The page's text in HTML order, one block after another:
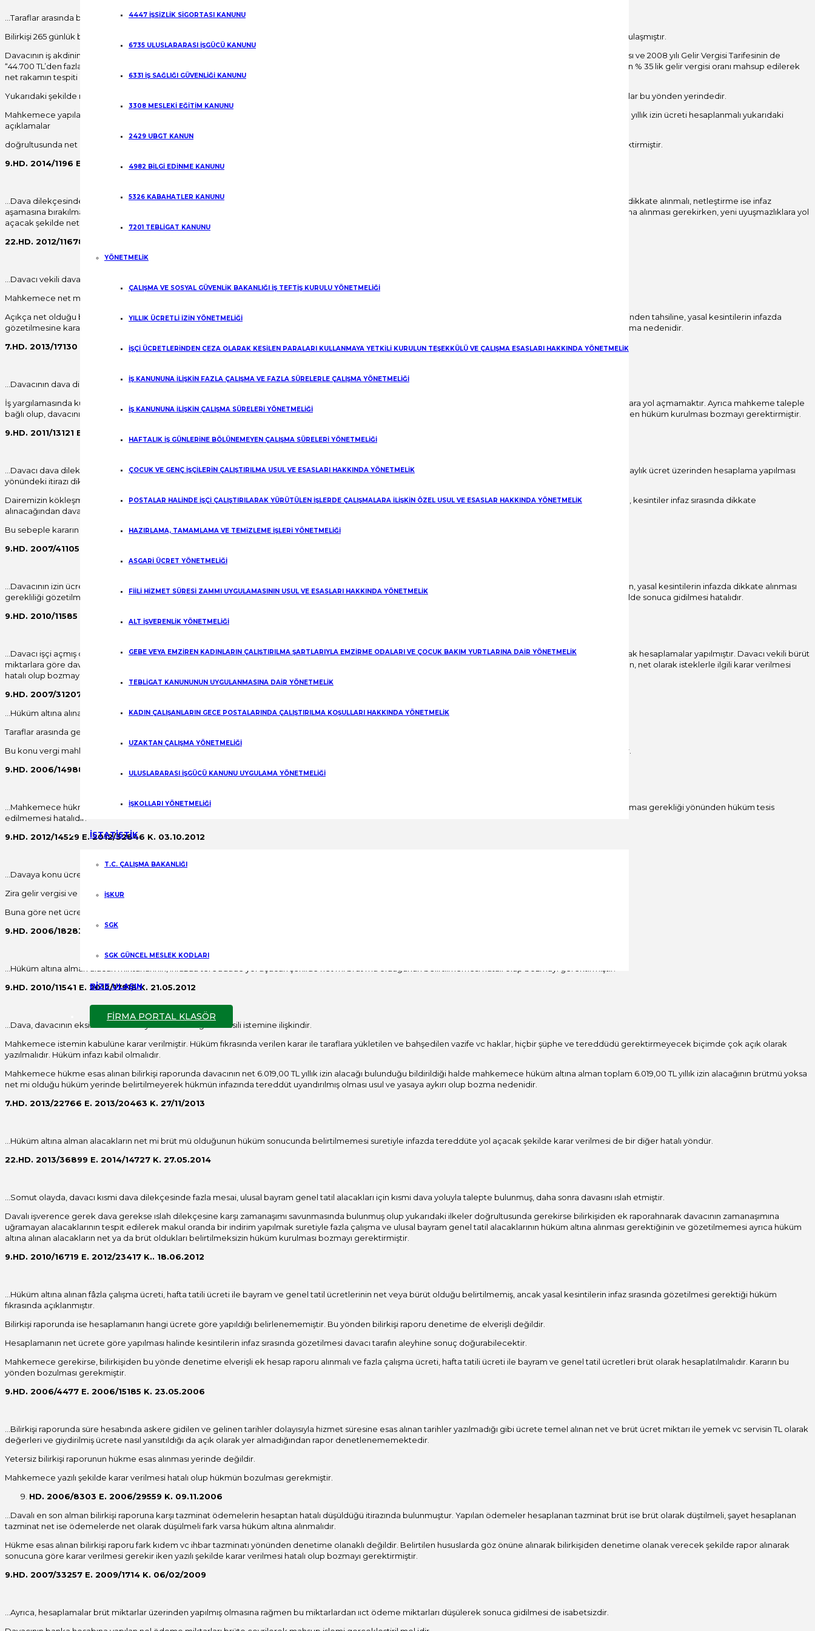
4447 İŞSİZLİK SİGORTASI KANUNU
6735 ULUSLARARASI İŞGÜCÜ KANUNU
6331 İŞ SAĞLIĞI GÜVENLİĞİ KANUNU
3308 MESLEKİ EĞİTİM KANUNU
2429 UBGT KANUN
4982 BİLGİ EDİNME KANUNU
5326 KABAHATLER KANUNU
7201 TEBLİGAT KANUNU
YÖNETMELİK
ÇALIŞMA VE SOSYAL GÜVENLİK BAKANLIĞI İŞ TEFTİŞ KURULU YÖNETMELİĞİ
YILLIK ÜCRETLİ İZİN YÖNETMELİĞİ
İŞÇİ ÜCRETLERİNDEN CEZA OLARAK KESİLEN PARALARI KULLANMAYA YETKİLİ KURULUN TEŞEKKÜLÜ VE ÇALIŞMA ESASLARI HAKKINDA YÖNETMELİK
İŞ KANUNUNA İLİŞKİN FAZLA ÇALIŞMA VE FAZLA SÜRELERLE ÇALIŞMA YÖNETMELİĞİ
İŞ KANUNUNA İLİŞKİN ÇALIŞMA SÜRELERİ YÖNETMELİĞİ
HAFTALIK İŞ GÜNLERİNE BÖLÜNEMEYEN ÇALIŞMA SÜRELERİ YÖNETMELİĞİ
ÇOCUK VE GENÇ İŞÇİLERİN ÇALIŞTIRILMA USUL VE ESASLARI HAKKINDA YÖNETMELİK
POSTALAR HALİNDE İŞÇİ ÇALIŞTIRILARAK YÜRÜTÜLEN İŞLERDE ÇALIŞMALARA İLİŞKİN ÖZEL USUL VE ESASLAR HAKKINDA YÖNETMELİK
HAZIRLAMA, TAMAMLAMA VE TEMİZLEME İŞLERİ YÖNETMELİĞİ
ASGARİ ÜCRET YÖNETMELİĞİ
FİİLİ HİZMET SÜRESİ ZAMMI UYGULAMASININ USUL VE ESASLARI HAKKINDA YÖNETMELİK
ALT İŞVERENLİK YÖNETMELİĞİ
GEBE VEYA EMZİREN KADINLARIN ÇALIŞTIRILMA ŞARTLARIYLA EMZİRME ODALARI VE ÇOCUK BAKIM YURTLARINA DAİR YÖNETMELİK
TEBLİGAT KANUNUNUN UYGULANMASINA DAİR YÖNETMELİK
KADIN ÇALIŞANLARIN GECE POSTALARINDA ÇALIŞTIRILMA KOŞULLARI HAKKINDA YÖNETMELİK
UZAKTAN ÇALIŞMA YÖNETMELİĞİ
ULUSLARARASI İŞGÜCÜ KANUNU UYGULAMA YÖNETMELİĞİ
İŞKOLLARI YÖNETMELİĞİ
İSTATİSTİK
T.C. ÇALIŞMA BAKANLIĞI
İŞKUR
SGK
SGK GÜNCEL MESLEK KODLARI
BİZE ULAŞIN
FİRMA PORTAL KLASÖR
…Taraflar arasında brüt ücretin net ücrete çevrilmesinde uyuşmazlık vardır.
Bilirkişi 265 günlük brüt izin ücreti alacağı olan 50.779.30 TL nin tamamından , % 35 gelir vergisini ve % 06 damga vergisini mahsup ederek 32.701,86 TL net ücrete ulaşmıştır.
Davacının iş akdinin 2008 yılında feshedilmesi vc davalı işverenin de izin ücretini 2008 yılında ödenmesi nedeniyle 2008 yılı Gelir Vergisi Tarifesinin dikkate alınması ve 2008 yılı Gelir Vergisi Tarifesinin de
“44.700 TL’den fazlasının, 44.700 TL’si için 10.293 TL, fazlası % 35 ”olan dilimi esas alınarak hesaplama yapılması gerekirken toplam brüt 50 779,30 TL nin tamamından % 35 lik gelir vergisi oranı mahsup edilerek
net rakamın tespiti hatalıdır.
Yukarıdaki şekilde mahsup işlemi uygulandığı zaman mahsup edilecek gelir vergisi miktarı da farklı olacaktır. Bu sebeple davacının bilirkişi raporuna yaptığı itirazlar bu yönden yerindedir.
Mahkemece yapılacak iş dosyanın bu işlerden anlayan uzman bir bilirkişiye tevdii ile 2008 yılı Nisan ayı ücret bordrosunda ki brüt 5748.48 TL aylık ücret üzerinden yıllık izin ücreti hesaplanmalı yukarıdaki
açıklamalar
doğrultusunda net ücrete çevrilerek işverence yapılan ödemenin mahsubu ile sonuca gidilmelidir. Eksik inceleme ile yazılı şekilde karar verilmesi bozmayı gerektirmiştir.
9.HD. 2014/1196 E. 2014/3501 K. 06.02.2014
…Dava dilekçesinde net miktarlara hükmolunması talebi de açıkça belirtilmemiştir. Dava konusu işçilik alacaklarının hesaplanmasında kural olarak brüt miktarlar dikkate alınmalı, netleştirme ise infaz
aşamasına bırakılmalıdır. Yargıtay yerleşik görüş ve uygulaması da bu doğrultudadır. Anılan nedenle, dava konusu alacakların brüt miktarlar üzerinden hüküm altına alınması gerekirken, yeni uyuşmazlıklara yol
açacak şekilde net miktarlar üzerinden hüküm altına alınması hatalı olup, bozmayı gerektirmiştir.
22.HD. 2012/11678 E. 2013/1303 K. 29.01.2013
…Davacı vekili dava dilekçesinde fazla mesai ücretinin davalıdan tahsilini istemiş ancak bunun net mi brüt mü olduğu konusunda açıklamaya yer vermemiştir.
Mahkemece net miktarın tahsili yönünde karar verilmiştir.
Açıkça net olduğu belirtilmediği sürece brüt olarak talepte bulunulduğunu kabul etmek gerekir. Bu nedenle hesap edilen fazla mesai ücretinin brüt miktar üzerinden tahsiline, yasal kesintilerin infazda
gözetilmesine karar vermek gerekirken davacı vekilinin bu yöne ilişkin itirazı dikkate alınmadan yazılı şekilde net miktar üzerinden talebin kabulü hatalı olup bozma nedenidir.
7.HD. 2013/17130 E. 2013/10991 K. 11.06.2013
…Davacının dava dilekçesinde net brüt ayrımı yapmadan talepte bulunmasına karşın, ıslah di lekçesindc brüt miktar üzerinden talepte bulunduğu anlaşılmıştır.
İş yargılamasında kural olarak brüt üzerinden (aksine talep yoksa) hüküm kurulması gerekir. Bunun temel mantık ve amacı, devletin vergi vc SSK primi gibi kayıplara yol açmamaktır. Ayrıca mahkeme taleple
bağlı olup, davacının ıslah dilekçesinde brüt talep etmesi karşısında brüt rakamlara hükmedilmesi gerekirken kararda yazılmamakla birlikte net rakamlar üzerinden hüküm kurulması bozmayı gerektirmiştir.
9.HD. 2011/13121 E. 2013/15434 K. 22.05.2013
…Davacı dava dilekçesinde asgari ücretle çalıştığım beyan etmiştir. İlk bilirkişi raporunda brüt aylık asgari ücret üzerinden hesaplama yapılmış olup, davalının net aylık ücret üzerinden hesaplama yapılması
yönündeki itirazı dikkate alınarak net aylık ücret üzerinden dava konusu alacaklar kabul edilmiştir.
Dairemizin kökleşmiş içtihatlarına göre -9 HD 2004/27 774 E-2005/15954 K- dava dilekçesinde talebin net ücret üzerinden olduğunun belirtilmemiş olması halinde, kesintiler infaz sırasında dikkate
alınacağından dava konusu tazminat ve alacaklar brüt miktarlar üzerinden hüküm altına alınmalıdır.
Bu sebeple kararın bozulması gerekmiştir.
9.HD. 2007/41105 E. 2009/10041 K. 08.04.2009
…Davacının izin ücreti alacağı dava dilekçesinde açıkça net üzerinden talep edilmediğinden, yerel mahkemece brüt üzerinden hüküm altına alınması gerekirken, yasal kesintilerin infazda dikkate alınması
gerekliliği gözetilmeksizin, brüt olarak hesaplanan izin ücretinden kendiliğinden yasal kesinti yapılarak ve hüküm fıkrasında net olduğu açıklanmaksızın yazılı şekilde sonuca gidilmesi hatalıdır.
9.HD. 2010/11585 E. 2012/22931 K. 13.06.2012
…Davacı işçi açmış olduğu bu davada kıdem tazminatı ile bir kısım işçilik haklarını talep etmiş, bilirkişi raporunda davaya konu istekler yönünden net ve büriik olarak hesaplamalar yapılmıştır. Davacı vekili bürüt
miktarlara göre davasını ıslah etmiştir. Bu durumda talep doğrultusunda yasal kesintiler infaz sırasında gözetilmek üzere brüt miktarlara karar verilmesi gerekirken, net olarak isteklerle ilgili karar verilmesi
hatalı olup bozmayı gerektirmiştir.
9.HD. 2007/31207 E. 2008/105 K. 12.02.2008
…Hüküm altına alınan işçilik alacakları yönünden net miktarlar üzerinden karar verilmiştir.
Taraflar arasında gelir vergisi oranlan yönünden tartışma bulunmaktadır.
Bu konu vergi mahkemelerini ilgilendirdiğinden, mahkemece brüt miktarlar üzerinden ve kesintilerin infaz sırasında gözetilmesine dair hüküm kurulması gerekir.
9.HD. 2006/14988 E. 2006/20635 K. 11.07.2006
…Mahkemece hükme esas alınan bilirkişi raporunda hesaplama brüt olarak yapılmış olııp buna göre hüküm kurulduğu halde yasal kesintilerin infazda dikkate alınması gerekliği yönünden hüküm tesis
edilmemesi hatalıdır.
9.HD. 2012/14529 E. 2012/32846 K. 03.10.2012
…Davaya konu ücret ve sair haklara brüt olarak tespit edilen miktar üzerinden karar vermek gerekir.
Zira gelir vergisi ve damga vergisi yükümlüsü davacı işçidir.
Buna göre net ücret üzerinden karar verilmesi hatalı olup bozmayı gerektirmiştir.
9.HD. 2006/18283 E. 2006/21168 K. 18.07.2006
…Hüküm altına alman alacak miktarlarının, infazda tereddüde yol açacak şekilde net mi brüt mü olduğunun belirtilmemesi hatalı olup bozmayı gerektirmiştir.
9.HD. 2010/11541 E. 2012/17918 K. 21.05.2012
…Dava, davacının eksik kullandırılan yıllık izin alacağının tahsili istemine ilişkindir.
Mahkemece istemin kabulüne karar verilmiştir. Hüküm fıkrasında verilen karar ile taraflara yükletilen ve bahşedilen vazife vc haklar, hiçbir şüphe ve tereddüdü gerektirmeyecek biçimde çok açık olarak
yazılmalıdır. Hüküm infazı kabil olmalıdır.
Mahkemece hükme esas alınan bilirkişi raporunda davacının net 6.019,00 TL yıllık izin alacağı bulunduğu bildirildiği halde mahkemece hüküm altına alman toplam 6.019,00 TL yıllık izin alacağının brütmü yoksa
net mi olduğu hüküm yerinde belirtilmeyerek hükmün infazında tereddüt uyandırılmış olması usul ve yasaya aykırı olup bozma nedenidir.
7.HD. 2013/22766 E. 2013/20463 K. 27/11/2013
…Hüküm altına alman alacakların net mi brüt mü olduğunun hüküm sonucunda belirtilmemesi suretiyle infazda tereddüte yol açacak şekilde karar verilmesi de bir diğer hatalı yöndür.
22.HD. 2013/36899 E. 2014/14727 K. 27.05.2014
…Somut olayda, davacı kısmi dava dilekçesinde fazla mesai, ulusal bayram genel tatil alacakları için kısmi dava yoluyla talepte bulunmuş, daha sonra davasını ıslah etmiştir.
Davalı işverence gerek dava gerekse ıslah dilekçesine karşı zamanaşımı savunmasında bulunmuş olup yukarıdaki ilkeler doğrultusunda gerekirse bilirkişiden ek raporahnarak davacının zamanaşımına
uğramayan alacaklarının tespit edilerek makul oranda bir indirim yapılmak suretiyle fazla çalışma ve ulusal bayram genel tatil alacaklarının hüküm altına alınması gerektiğinin ve gözetilmemesi ayrıca hüküm
altına alınan alacakların net ya da brüt oldukları belirtilmeksizin hüküm kurulması bozmayı gerektirmiştir.
9.HD. 2010/16719 E. 2012/23417 K.. 18.06.2012
…Hüküm altına alınan fâzla çalışma ücreti, hafta tatili ücreti ile bayram ve genel tatil ücretlerinin net veya bürüt olduğu belirtilmemiş, ancak yasal kesintilerin infaz sırasında gözetilmesi gerektiği hüküm
fıkrasında açıklanmıştır.
Bilirkişi raporunda ise hesaplamanın hangi ücrete göre yapıldığı belirlenememiştir. Bu yönden bilirkişi raporu denetime de elverişli değildir.
Hesaplamanın net ücrete göre yapılması halinde kesintilerin infaz sırasında gözetilmesi davacı tarafın aleyhine sonuç doğurabilecektir.
Mahkemece gerekirse, bilirkişiden bu yönde denetime elverişli ek hesap raporu alınmalı ve fazla çalışma ücreti, hafta tatili ücreti ile bayram ve genel tatil ücretleri brüt olarak hesaplatılmalıdır. Kararın bu
yönden bozulması gerekmiştir.
9.HD. 2006/4477 E. 2006/15185 K. 23.05.2006
…Bilirkişi raporunda süre hesabında askere gidilen ve gelinen tarihler dolayısıyla hizmet süresine esas alınan tarihler yazılmadığı gibi ücrete temel alınan net ve brüt ücret miktarı ile yemek vc servisin TL olarak
değerleri ve giydirilmiş ücrete nasıl yansıtıldığı da açık olarak yer almadığından rapor denetlenememektedir.
Yetersiz bilirkişi raporunun hükme esas alınması yerinde değildir.
Mahkemece yazılı şekilde karar verilmesi hatalı olup hükmün bozulması gerekmiştir.
HD. 2006/8303 E. 2006/29559 K. 09.11.2006
…Davalı en son alman bilirkişi raporuna karşı tazminat ödemelerin hesaptan hatalı düşüldüğü itirazında bulunmuştur. Yapılan ödemeler hesaplanan tazminat brüt ise brüt olarak düştilmeli, şayet hesaplanan
tazminat net ise ödemelerde net olarak düşülmeli fark varsa hüküm altına alınmalıdır.
Hükme esas alınan bilirkişi raporu fark kıdem vc ihbar tazminatı yönünden denetime olanaklı değildir. Belirtilen hususlarda göz önüne alınarak bilirkişiden denetime olanak verecek şekilde rapor alınarak
sonucuna göre karar verilmesi gerekir iken yazılı şekilde karar verilmesi hatalı olup bozmayı gerektirmiştir.
9.HD. 2007/33257 E. 2009/1714 K. 06/02/2009
…Ayrıca, hesaplamalar brüt miktarlar üzerinden yapılmış olmasına rağmen bu miktarlardan ııct ödeme miktarları düşülerek sonuca gidilmesi de isabetsizdir.